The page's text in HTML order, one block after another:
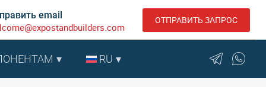
email ОТПРАВИТЬ ЗАПРОС
RU